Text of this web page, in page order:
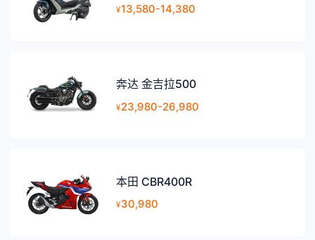
¥13,580-14,380
奔达 金吉拉500
¥23,980-26,980
本田 CBR400R
¥30,980